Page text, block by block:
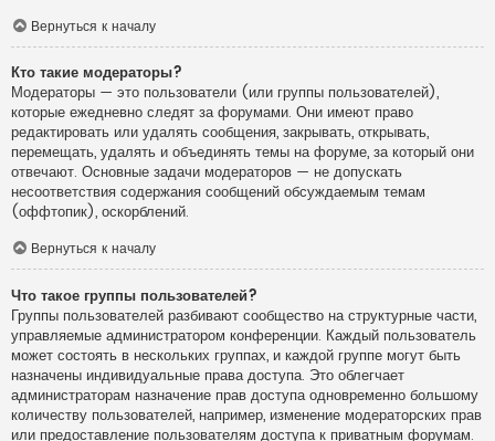
Вернуться к началу
Кто такие модераторы?
Модераторы — это пользователи (или группы пользователей),
которые ежедневно следят за форумами. Они имеют право
редактировать или удалять сообщения, закрывать, открывать,
перемещать, удалять и объединять темы на форуме, за который они
отвечают. Основные задачи модераторов — не допускать
несоответствия содержания сообщений обсуждаемым темам
(оффтопик), оскорблений.
Вернуться к началу
Что такое группы пользователей?
Группы пользователей разбивают сообщество на структурные части,
управляемые администратором конференции. Каждый пользователь
может состоять в нескольких группах, и каждой группе могут быть
назначены индивидуальные права доступа. Это облегчает
администраторам назначение прав доступа одновременно большому
количеству пользователей, например, изменение модераторских прав
или предоставление пользователям доступа к приватным форумам.